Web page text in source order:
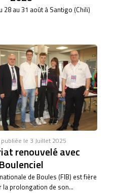
28 au 31 août à Santigo (Chili)
le 3 Juillet 2025
renouvelé avec
Boulenciel
de Boules (FIB) est fière
la prolongation de son...